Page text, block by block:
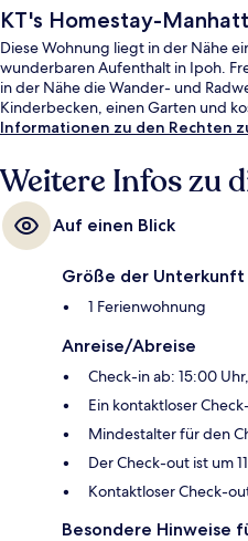
KT's Homestay-
Diese Wohnung liegt in der Nähe
wunderbaren Aufenthalt in Ipoh.
in der Nähe die Wander- und
Kinderbecken, einen Garten und
Informationen zu den Rechten
Weitere Infos zu
Auf einen Blick
Größe der Unterkunft
1 Ferienwohnung
Anreise/Abreise
Check-in ab: 15:00
Ein kontaktloser
Mindestalter für den
Der Check-out ist um
Kontaktloser Check-
Besondere Hinweise